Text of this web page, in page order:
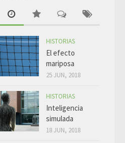
HISTORIAS
El efecto
mariposa
25 JUN, 2018
HISTORIAS
Inteligencia
simulada
18 JUN, 2018